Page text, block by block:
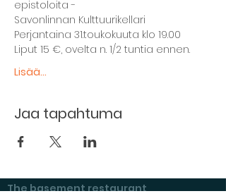
epistoloita -
Savonlinnan Kulttuurikellari
Perjantaina 31.toukokuuta klo 19.00
Liput 15 €, ovelta n. 1/2 tuntia ennen.
Lisää...
Jaa tapahtuma
The basement restaurant